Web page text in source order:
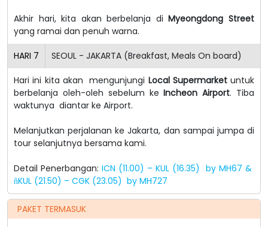
Akhir hari, kita akan berbelanja diMyeongdong Street
yang ramai dan penuh warna.
HARI 7 SEOUL - JAKARTA (Breakfast, Meals On board)
Hari ini kita akan mengunjungi Local Supermarket untuk
berbelanja oleh-oleh sebelum ke Incheon Airport. Tiba
waktunya diantar ke Airport.
Melanjutkan perjalanan ke Jakarta, dan sampai jumpa di
tour selanjutnya bersama kami.
Detail Penerbangan: ICN (11.00) – KUL (16.35) by MH67 &
ñKUL (21.50) – CGK (23.05) by MH727
PAKET TERMASUK